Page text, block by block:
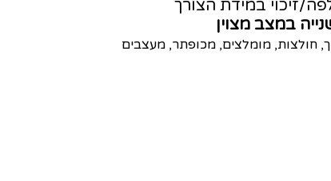
זיכוי במידת הצורך
במצב מצוין
, חולצות, מומלצים, מכופתר, מעצבים